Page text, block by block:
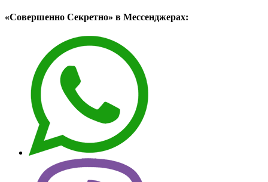
«Совершенно Секретно» в Мессенджерах: